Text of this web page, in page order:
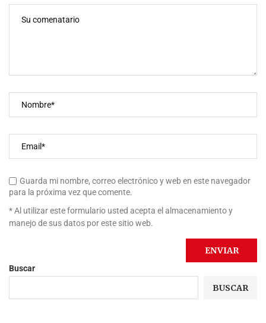
Guarda mi nombre, correo electrónico y web en este navegador
para la próxima vez que comente.
* Al utilizar este formulario usted acepta el almacenamiento y
manejo de sus datos por este sitio web.
Buscar
BUSCAR